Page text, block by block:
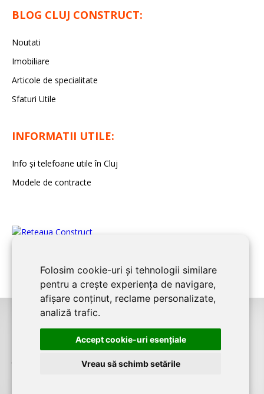
Folosim cookie-uri și tehnologii similare
pentru a crește experiența de navigare,
afișare conținut, reclame personalizate,
analiză trafic.
Accept cookie-uri esenţiale
Vreau să schimb setările
BLOG CLUJ CONSTRUCT:
Noutati
Imobiliare
Articole de specialitate
Sfaturi Utile
INFORMATII UTILE:
Info și telefoane utile în Cluj
Modele de contracte
CLUJ CONSTRUCTeste un serviciu de promovare online pentru
firme. Proiect digital dezvoltat deLIVE COMMUNICATIONS SRL
J12/4191/2006, RO19492087